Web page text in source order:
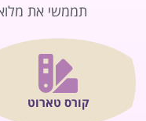
תממשי את
קורס טארוט